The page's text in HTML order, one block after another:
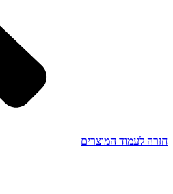
חזרה לעמוד המוצרים